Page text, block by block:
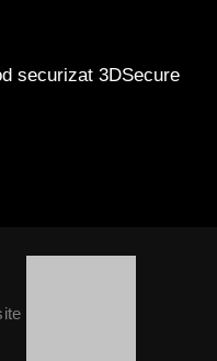
securizat 3DSecure